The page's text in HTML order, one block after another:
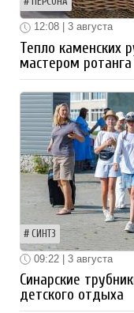
12:08 | 3 августа
Тепло каменских
мастером ротанга
СИНТЗ
09:22 | 3 августа
Синарские
детского отдыха